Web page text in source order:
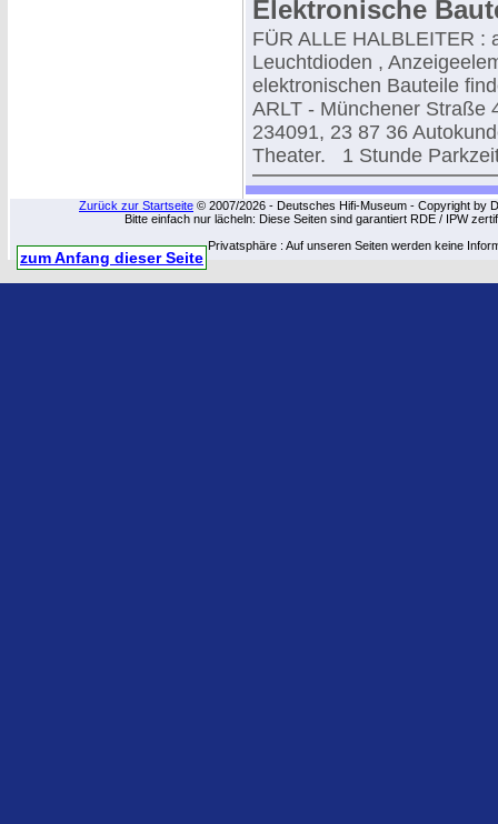
Elektronische
FÜR ALLE HALBLEITER
Leuchtdioden ,
elektronischen Bauteile
ARLT - Münchener Straße
234091, 23 87 36
Theater. 1 Stunde
Zurück zur Startseite © 2007/2026 - Deutsches Hifi-Museum - Copyright by
Bitte einfach nur lächeln: Diese Seiten sind garantiert RDE / IPW
Privatsphäre : Auf unseren Seiten werden keine
zum Anfang dieser Seite